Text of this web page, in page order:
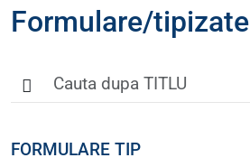
Formulare/tipizate
FORMULARE TIP